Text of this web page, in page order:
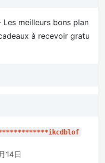
meilleurs bons plan
à recevoir gratu
14日